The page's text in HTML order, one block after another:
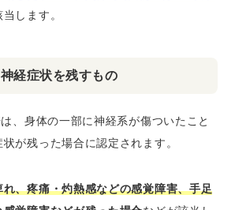
します。
神経症状を残すもの
、身体の一部に神経系が傷ついたこと
が残った場合に認定されます。
れ、疼痛・灼熱感などの感覚障害、手足